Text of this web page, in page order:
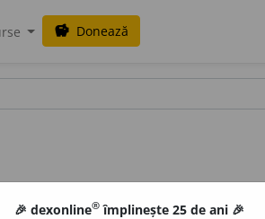
savings Donează
🎉 dexonline® împlinește 25 de ani 🎉